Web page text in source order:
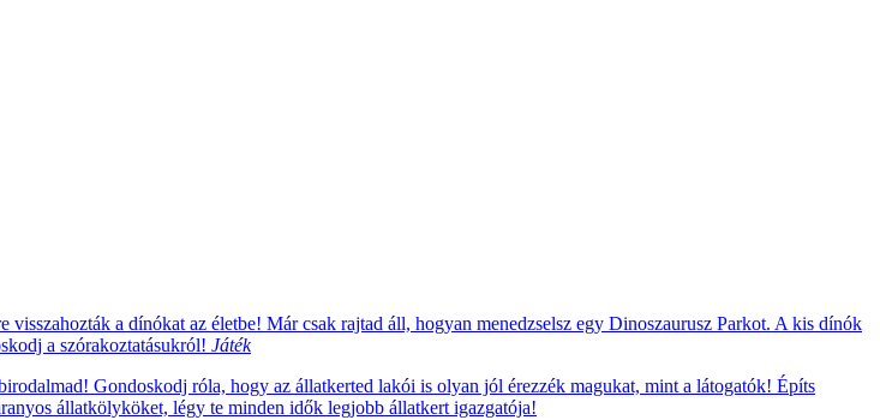
visszahozták a dínókat az életbe! Már csak rajtad áll, hogyan menedzselsz egy Dinoszaurusz Parkot. A kis dínók
a szórakoztatásukról! Játék
Gondoskodj róla, hogy az állatkerted lakói is olyan jól érezzék magukat, mint a látogatók! Építs
állatkölyköket, légy te minden idők legjobb állatkert igazgatója!